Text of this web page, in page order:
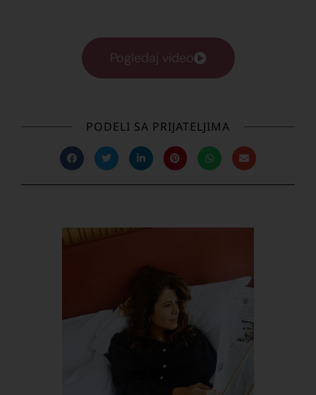
Pogledaj video
PODELI SA PRIJATELJIMA